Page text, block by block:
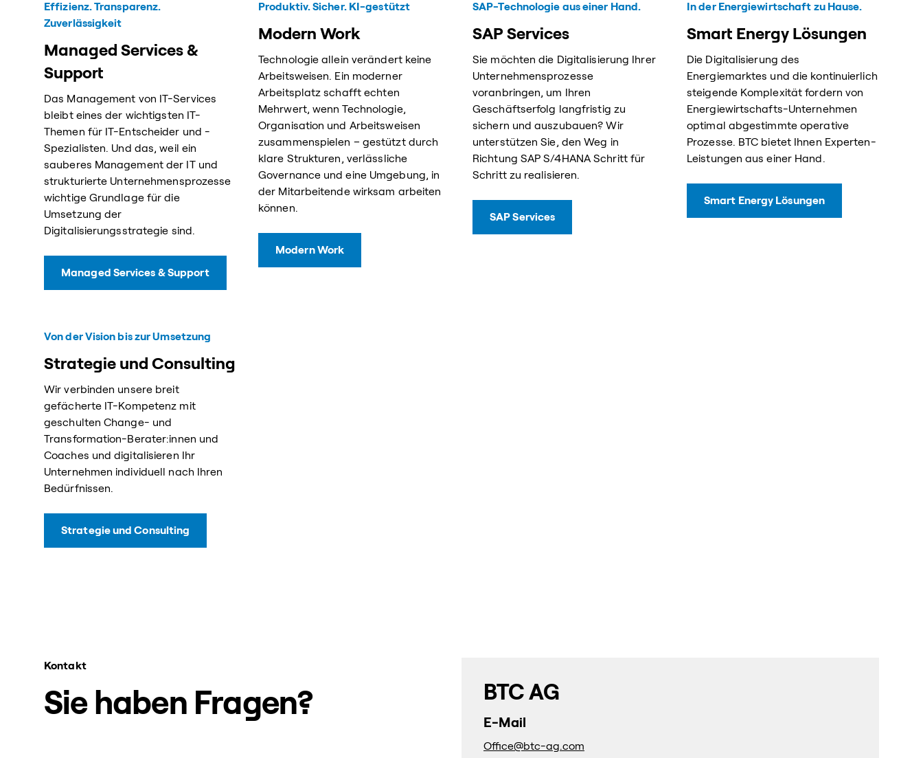
Effizienz. Transparenz.
Zuverlässigkeit
Managed Services &
Support
Das Management von IT-Services
bleibt eines der wichtigsten IT-
Themen für IT-Entscheider und -
Spezialisten. Und das, weil ein
sauberes Management der IT und
strukturierte Unternehmensprozesse
wichtige Grundlage für die
Umsetzung der
Digitalisierungsstrategie sind.
Managed Services & Support
Produktiv. Sicher. KI-gestützt
Modern Work
Technologie allein verändert keine
Arbeitsweisen. Ein moderner
Arbeitsplatz schafft echten
Mehrwert, wenn Technologie,
Organisation und Arbeitsweisen
zusammenspielen – gestützt durch
klare Strukturen, verlässliche
Governance und eine Umgebung, in
der Mitarbeitende wirksam arbeiten
können.
Modern Work
SAP-Technologie aus einer Hand.
SAP Services
Sie möchten die Digitalisierung Ihrer
Unternehmensprozesse
voranbringen, um Ihren
Geschäftserfolg langfristig zu
sichern und auszubauen? Wir
unterstützen Sie, den Weg in
Richtung SAP S/4HANA Schritt für
Schritt zu realisieren.
SAP Services
In der Energiewirtschaft zu Hause.
Smart Energy Lösungen
Die Digitalisierung des
Energiemarktes und die kontinuierlich
steigende Komplexität fordern von
Energiewirtschafts-Unternehmen
optimal abgestimmte operative
Prozesse. BTC bietet Ihnen Experten-
Leistungen aus einer Hand.
Smart Energy Lösungen
Von der Vision bis zur Umsetzung
Strategie und Consulting
Wir verbinden unsere breit
gefächerte IT-Kompetenz mit
geschulten Change- und
Transformation-Berater:innen und
Coaches und digitalisieren Ihr
Unternehmen individuell nach Ihren
Bedürfnissen.
Strategie und Consulting
Kontakt
Sie haben Fragen? BTC AG
E-Mail
Office@btc-ag.com